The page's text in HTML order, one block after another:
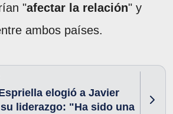
"afectar la relación" y
ambos países.
elogió a Javier
liderazgo: "Ha sido una